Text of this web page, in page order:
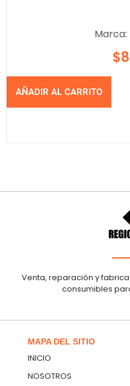
Marca:
$
AÑADIR AL CARRITO
Venta, reparación y
consumibles
MAPA DEL SITIO
INICIO
NOSOTROS